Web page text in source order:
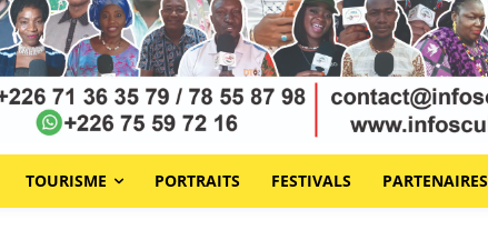
TOURISME PORTRAITS FESTIVALS PARTENAIRES